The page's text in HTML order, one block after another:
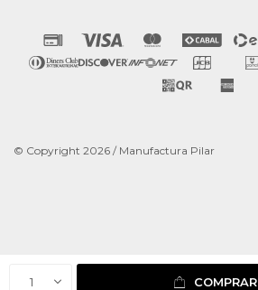
1 COMPRAR
© Copyright 2026 / Manufactura Pilar